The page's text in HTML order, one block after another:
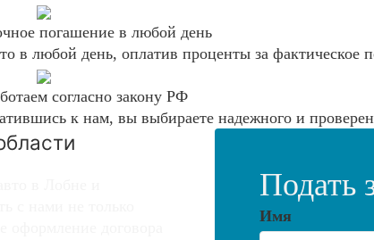
погашение в любой день
в любой день, оплатив проценты за фактическое
согласно закону РФ
к нам, вы выбираете надежного и
Подать
Имя